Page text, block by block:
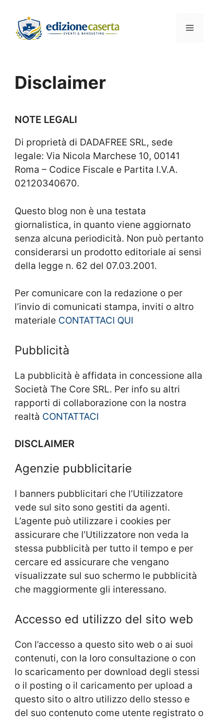
contenuto
Menu
Disclaimer
NOTE LEGALI
Di proprietà di DADAFREE SRL, sede
legale: Via Nicola Marchese 10, 00141
Roma – Codice Fiscale e Partita I.V.A.
02120340670.
Questo blog non è una testata
giornalistica, in quanto viene aggiornato
senza alcuna periodicità. Non può pertanto
considerarsi un prodotto editoriale ai sensi
della legge n. 62 del 07.03.2001.
Per comunicare con la redazione o per
l’invio di comunicati stampa, inviti o altro
materiale CONTATTACI QUI
Pubblicità
La pubblicità è affidata in concessione alla
Società The Core SRL. Per info su altri
rapporti di collaborazione con la nostra
realtà CONTATTACI
DISCLAIMER
Agenzie pubblicitarie
I banners pubblicitari che l’Utilizzatore
vede sul sito sono gestiti da agenti.
L’agente può utilizzare i cookies per
assicurare che l’Utilizzatore non veda la
stessa pubblicità per tutto il tempo e per
cercare ed assicurare che vengano
visualizzate sul suo schermo le pubblicità
che maggiormente gli interessano.
Accesso ed utilizzo del sito web
Con l’accesso a questo sito web o ai suoi
contenuti, con la loro consultazione o con
lo scaricamento per download degli stessi
o il posting o il caricamento per upload a
questo sito o altro utilizzo dello stesso e
del suo contenuto come utente registrato o